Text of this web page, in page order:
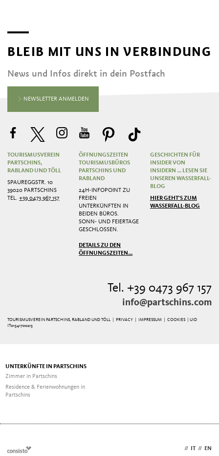
BLEIB MIT UNS IN VERBINDUNG
News und Infos direkt in dein Postfach
NEWSLETTER ANMELDEN
TOURISMUSVEREIN
PARTSCHINS,
RABLAND UND TÖLL
SPAUREGGSTR. 10
39020 PARTSCHINS
TEL.+39 0473 967 157
ÖFFNUNGSZEITEN
TOURISMUSBÜROS
PARTSCHINS UND
RABLAND
24H-INFOPOINT ZU
FREIEN
UNTERKÜNFTEN IN
BEIDEN BÜROS.
SONN- UND FEIERTAGE
GESCHLOSSEN.
DETAILS ZU DEN
ÖFFNUNGSZEITEN...
GESCHICHTEN FÜR
INSIDER VON
INSIDERN ... LESEN SIE
UNSEREN WASSERFALL-
BLOG
HIER GEHT'S ZUM
WASSERFALL-BLOG
Tel. +39 0473 967 157
info@partschins.com
TOURISMUSVEREIN PARTSCHINS, RABLAND UND TÖLL | PRIVACY IMPRESSUM |COOKIES
| UID
IT01541700215
UNTERKÜNFTE IN PARTSCHINS
Zimmer in Partschins
Residence & Ferienwohnungen in
Partschins
// // EN